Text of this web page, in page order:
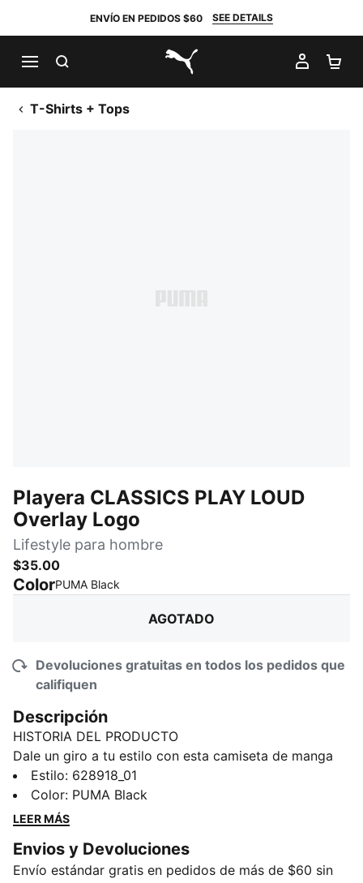
ENVÍO EN PEDIDOS $60 SEE DETAILS
PUMA.com
MI
T-Shirts + Tops
Playera CLASSICS PLAY LOUD
Overlay Logo
Lifestyle para hombre
$35.00
ColorPUMA Black
AGOTADO
Devoluciones gratuitas en todos los pedidos que
califiquen
Descripción
HISTORIA DEL PRODUCTO
Dale un giro a tu estilo con esta camiseta de manga
corta, con la marca PUMA y un colorido atrevido para
un look que atraerá todas las miradas.
DETALLES
Ajuste cuadrado
Mangas cortas
Estilo: 628918_01
Color: PUMA Black
LEER MÁS
Envios y Devoluciones
Envío estándar gratis en pedidos de más de $60 sin